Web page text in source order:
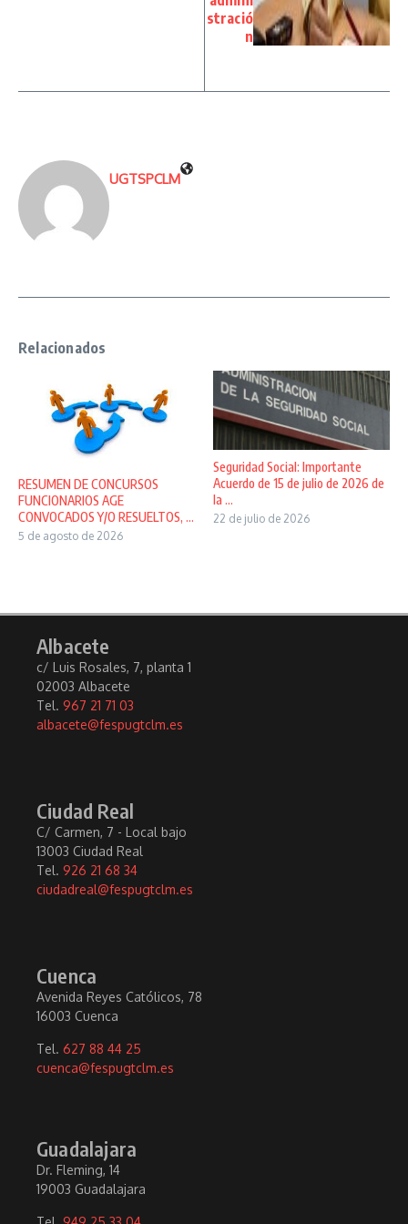
stració
n
UGTSPCLM
Relacionados
RESUMEN DE CONCURSOS
FUNCIONARIOS AGE
CONVOCADOS Y/O RESUELTOS, ...
5 de agosto de 2026
Seguridad Social: Importante
Acuerdo de 15 de julio de 2026 de
la ...
22 de julio de 2026
Albacete
c/ Luis Rosales, 7, planta 1
02003 Albacete
Tel. 967 21 71 03
albacete@fespugtclm.es
Ciudad Real
C/ Carmen, 7 - Local bajo
13003 Ciudad Real
Tel. 926 21 68 34
ciudadreal@fespugtclm.es
Cuenca
Avenida Reyes Católicos, 78
16003 Cuenca
Tel. 627 88 44 25
cuenca@fespugtclm.es
Guadalajara
Dr. Fleming, 14
19003 Guadalajara